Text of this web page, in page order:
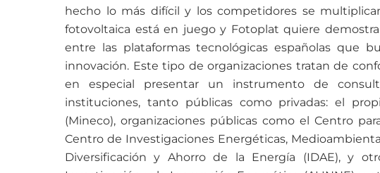
hecho lo más difícil y los competidores se
fotovoltaica está en juego y Fotoplat quiere
entre las plataformas tecnológicas españolas que
innovación. Este tipo de organizaciones tratan de
en especial presentar un instrumento de
instituciones, tanto públicas como privadas: el
(Mineco), organizaciones públicas como el Centro
Centro de Investigaciones Energéticas,
Diversificación y Ahorro de la Energía (IDAE), y